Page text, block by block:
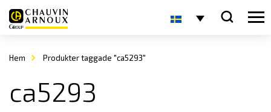
Hem Produkter taggade "ca5293"
ca5293